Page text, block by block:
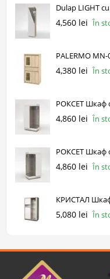
Dulap LIGHT
4,560 lei În
PALERMO
4,380 lei În
РОКСЕТ Шкаф
4,860 lei În
РОКСЕТ Шкаф
4,860 lei În
КРИСТАЛ
5,080 lei În